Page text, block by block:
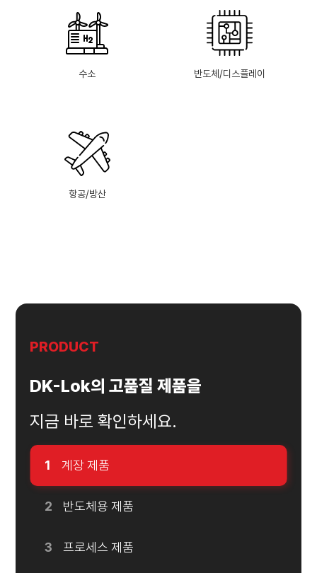
수소 반도체/디스플레이
항공/방산
PRODUCT
DK-Lok의 고품질 제품을
지금 바로 확인하세요.
1 계장 제품
2 반도체용 제품
3 프로세스 제품